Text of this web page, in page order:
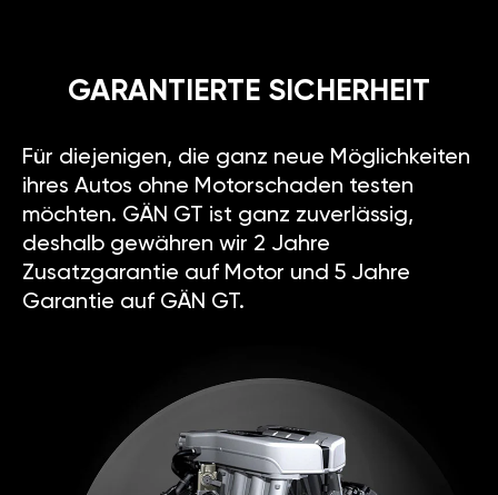
GARANTIERTE SICHERHEIT
Für diejenigen, die ganz neue Möglichkeiten
ihres Autos ohne Motorschaden testen
möchten. GÄN GT ist ganz zuverlässig,
deshalb gewähren wir 2 Jahre
Zusatzgarantie auf Motor und 5 Jahre
Garantie auf GÄN GT.